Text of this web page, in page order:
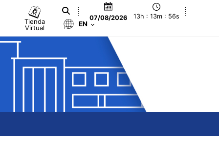
Tienda
Virtual
07/08/2026 13h : 13m : 57s
EN